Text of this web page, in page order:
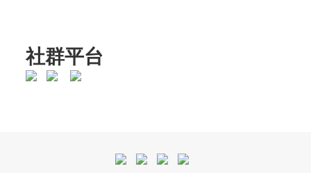
社群平台